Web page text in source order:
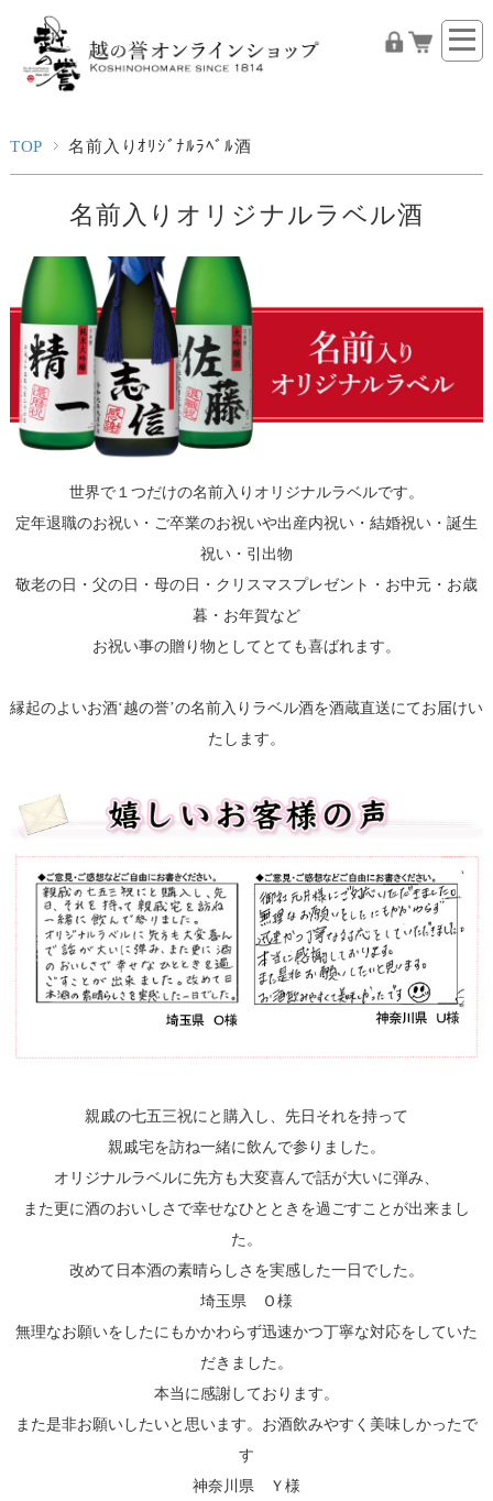
TOP 名前入りｵﾘｼﾞﾅﾙﾗﾍﾞﾙ酒
名前入りオリジナルラベル酒
世界で１つだけの名前入りオリジナルラベルです。
定年退職のお祝い・ご卒業のお祝いや出産内祝い・結婚祝い・誕生
祝い・引出物
敬老の日・父の日・母の日・クリスマスプレゼント・お中元・お歳
暮・お年賀など
お祝い事の贈り物としてとても喜ばれます。
縁起のよいお酒‘越の誉’の名前入りラベル酒を酒蔵直送にてお届けい
たします。
親戚の七五三祝にと購入し、先日それを持って
親戚宅を訪ね一緒に飲んで参りました。
オリジナルラベルに先方も大変喜んで話が大いに弾み、
また更に酒のおいしさで幸せなひとときを過ごすことが出来まし
た。
改めて日本酒の素晴らしさを実感した一日でした。
埼玉県 Ｏ様
無理なお願いをしたにもかかわらず迅速かつ丁寧な対応をしていた
だきました。
本当に感謝しております。
また是非お願いしたいと思います。お酒飲みやすく美味しかったで
す
神奈川県 Ｙ様